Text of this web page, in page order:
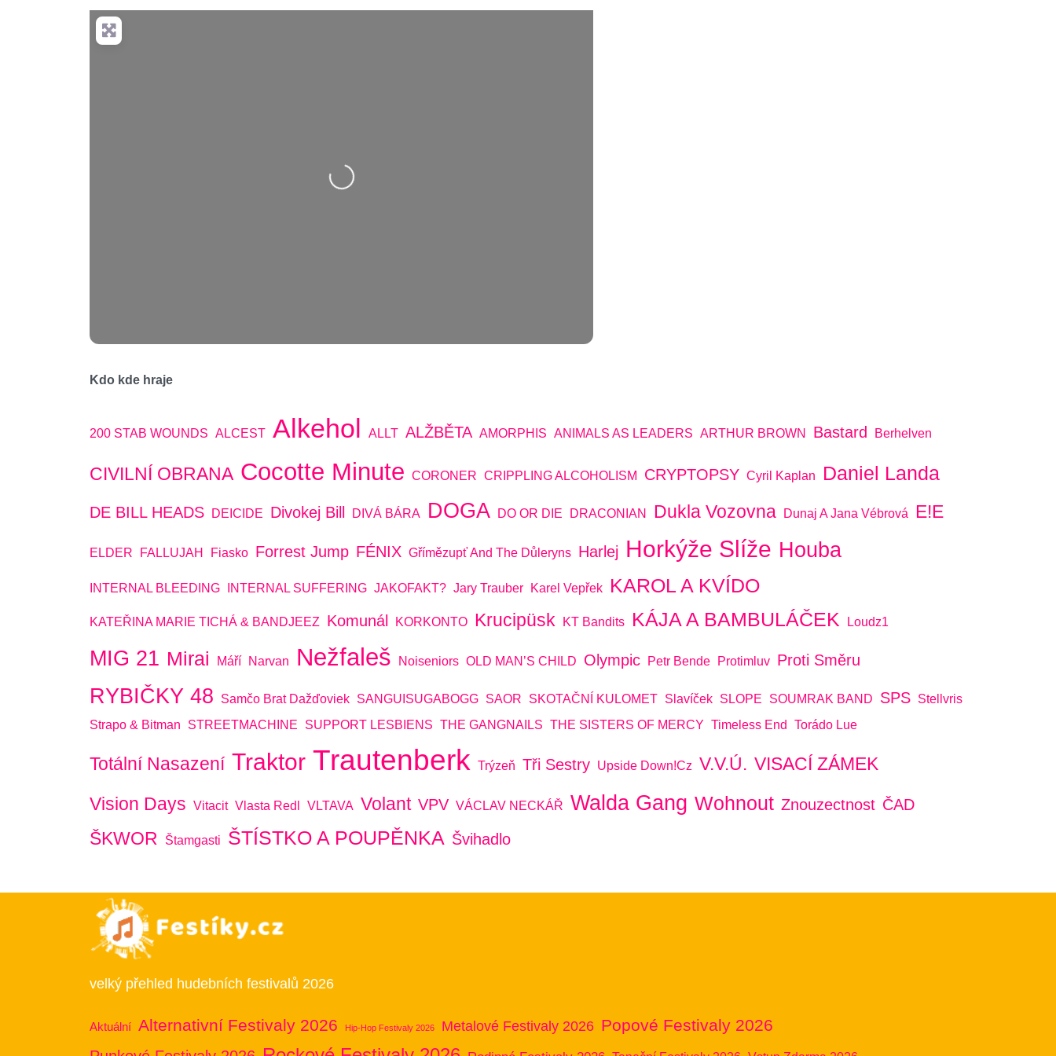
Nahrávání….
Kdo kde hraje
200 STAB WOUNDS ALCEST Alkehol ALLT ALŽBĚTA AMORPHIS ANIMALS AS LEADERS ARTHUR BROWN Bastard Berhelven
CIVILNÍ OBRANA Cocotte Minute CORONER CRIPPLING ALCOHOLISM CRYPTOPSY Cyril Kaplan Daniel Landa
DE BILL HEADS DEICIDE Divokej Bill DIVÁ BÁRA DOGA DO OR DIE DRACONIAN Dukla Vozovna Dunaj A Jana Vébrová E!E
ELDER FALLUJAH Fiasko Forrest Jump FÉNIX Gřímězupť And The Důleryns Harlej Horkýže Slíže Houba
INTERNAL BLEEDING INTERNAL SUFFERING JAKOFAKT? Jary Trauber Karel Vepřek KAROL A KVÍDO
KATEŘINA MARIE TICHÁ & BANDJEEZ Komunál KORKONTO Krucipüsk KT Bandits KÁJA A BAMBULÁČEK Loudz1
MIG 21 Mirai Máří Narvan Nežfaleš Noiseniors OLD MAN’S CHILD Olympic Petr Bende Protimluv Proti Směru
RYBIČKY 48 Samčo Brat Dažďoviek SANGUISUGABOGG SAOR SKOTAČNÍ KULOMET Slavíček SLOPE SOUMRAK BAND SPS Stellvris
Strapo & Bitman
STREETMACHINE SUPPORT LESBIENS THE GANGNAILS THE SISTERS OF MERCY Timeless End Torádo Lue
Totální Nasazení Traktor Trautenberk Trýzeň Tři Sestry Upside Down!cz V.V.Ú. VISACÍ ZÁMEK
Vision Days Vitacit Vlasta Redl VLTAVA Volant VPV VÁCLAV NECKÁŘ Walda Gang Wohnout Znouzectnost ČAD
ŠKWOR Štamgasti ŠTÍSTKO A POUPĚNKA Švihadlo
velký přehled hudebních festivalů 2026
Aktuální Alternativní Festivaly 2026 Hip-Hop Festivaly 2026 Metalové Festivaly 2026 Popové Festivaly 2026